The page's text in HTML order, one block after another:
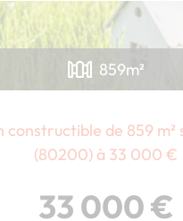
Chargement...
859m²
constructible de 859 m²
(80200) à 33 000 €
33 000 €